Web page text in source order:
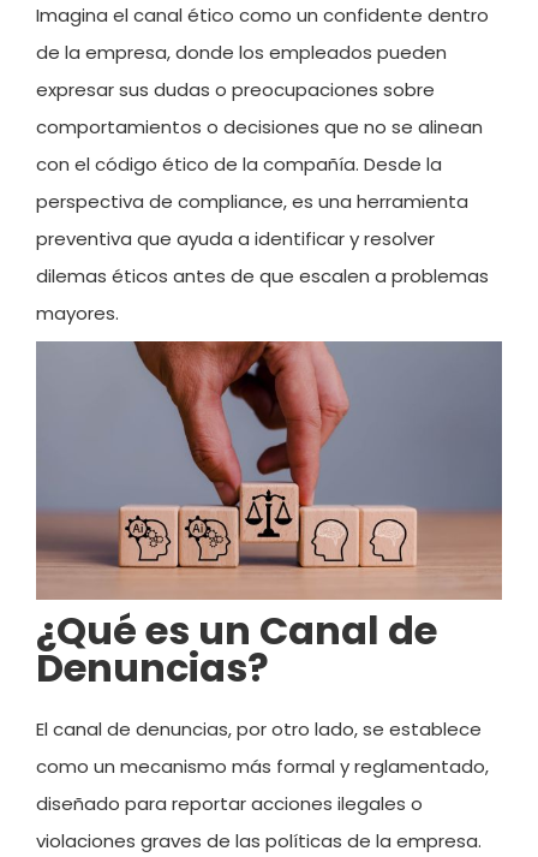
Imagina el canal ético como un confidente dentro
de la empresa, donde los empleados pueden
expresar sus dudas o preocupaciones sobre
comportamientos o decisiones que no se alinean
con el código ético de la compañía. Desde la
perspectiva de compliance, es una herramienta
preventiva que ayuda a identificar y resolver
dilemas éticos antes de que escalen a problemas
mayores.
¿Qué es un Canal de
Denuncias?
El canal de denuncias, por otro lado, se establece
como un mecanismo más formal y reglamentado,
diseñado para reportar acciones ilegales o
violaciones graves de las políticas de la empresa.